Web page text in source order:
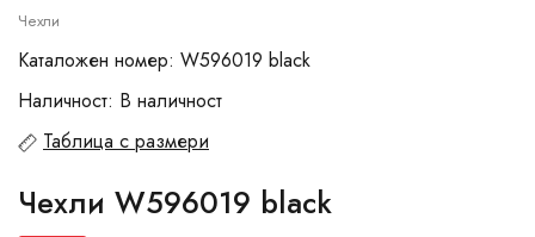
Чехли
Каталожен номер: W596019 black
Наличност: В наличност
Таблица с размери
Чехли W596019 black